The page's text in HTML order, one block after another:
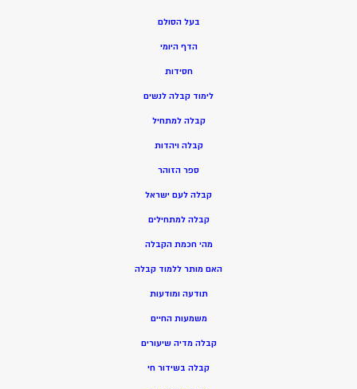
בעל הסולם
הדף היומי
חסידות
לימוד קבלה לנשים
קבלה למתחיל
קבלה ויהדות
ספר הזוהר
קבלה לעם ישראל
קבלה למתחילים
מהי חכמת הקבלה
האם מותר ללמוד קבלה
תודעה ומודעות
משמעות החיים
קבלה מדיה שיעורים
קבלה בשידור חי